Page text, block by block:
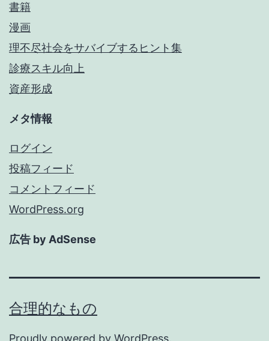
書籍
漫画
理不尽社会をサバイブするヒント集
診療スキル向上
資産形成
メタ情報
ログイン
投稿フィード
コメントフィード
WordPress.org
広告 by AdSense
合理的なもの
Proudly powered by WordPress